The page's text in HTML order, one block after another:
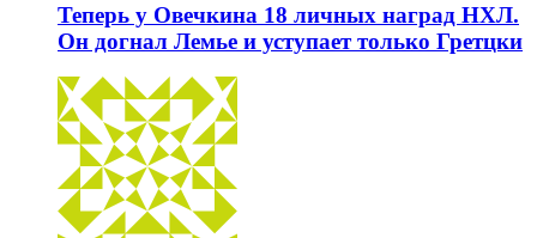
Теперь у Овечкина 18 личных наград НХЛ.
Он догнал Лемье и уступает только Гретцки